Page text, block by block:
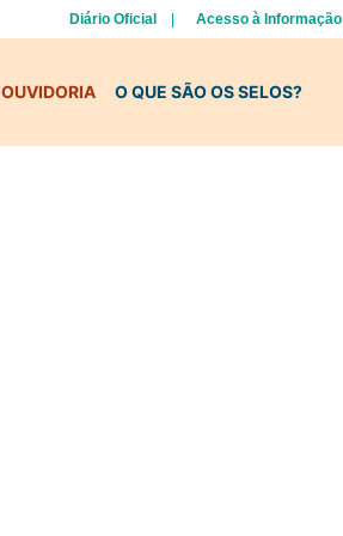
Diário Oficial Acesso à Informação
OUVIDORIA O QUE SÃO OS SELOS?